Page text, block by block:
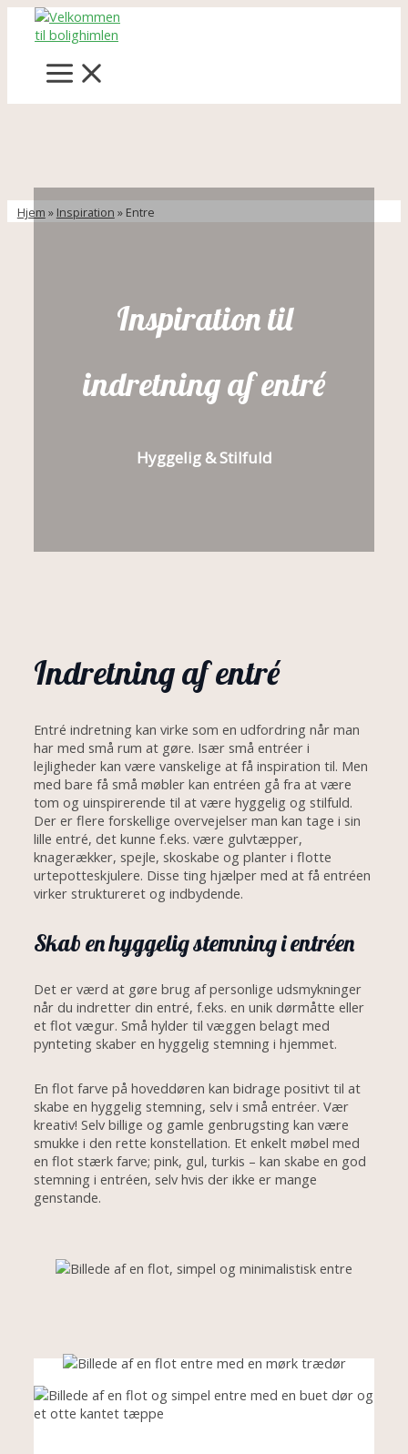
MAIN
MENU
Hjem » Inspiration » Entre
Inspiration til
indretning af entré
Hyggelig & Stilfuld
Indretning af entré
Entré indretning kan virke som en udfordring når man
har med små rum at gøre. Især små entréer i
lejligheder kan være vanskelige at få inspiration til. Men
med bare få små møbler kan entréen gå fra at være
tom og uinspirerende til at være hyggelig og stilfuld.
Der er flere forskellige overvejelser man kan tage i sin
lille entré, det kunne f.eks. være gulvtæpper,
knagerækker, spejle, skoskabe og planter i flotte
urtepotteskjulere. Disse ting hjælper med at få entréen
virker struktureret og indbydende.
Skab en hyggelig stemning i entréen
Det er værd at gøre brug af personlige udsmykninger
når du indretter din entré, f.eks. en unik dørmåtte eller
et flot vægur. Små hylder til væggen belagt med
pynteting skaber en hyggelig stemning i hjemmet.
En flot farve på hoveddøren kan bidrage positivt til at
skabe en hyggelig stemning, selv i små entréer. Vær
kreativ! Selv billige og gamle genbrugsting kan være
smukke i den rette konstellation. Et enkelt møbel med
en flot stærk farve; pink, gul, turkis – kan skabe en god
stemning i entréen, selv hvis der ikke er mange
genstande.